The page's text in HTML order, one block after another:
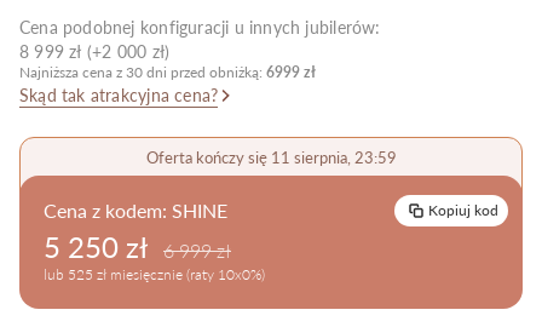
Pielęgnacja biżuterii
Cena podobnej konfiguracji u innych jubilerów:
8 999 zł (+2 000 zł)
Najniższa cena z 30 dni przed obniżką: 6999 zł
Skąd tak atrakcyjna cena?
Oferta kończy się 11 sierpnia, 23:59
Cena z kodem: SHINE Kopiuj kod
5 250 zł 6 999 zł
lub 525 zł miesięcznie (raty 10x0%)